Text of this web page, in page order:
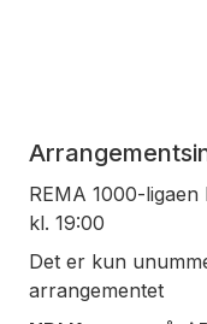
REMA 1000-
kl. 19:00
Det er kun
arrangementet